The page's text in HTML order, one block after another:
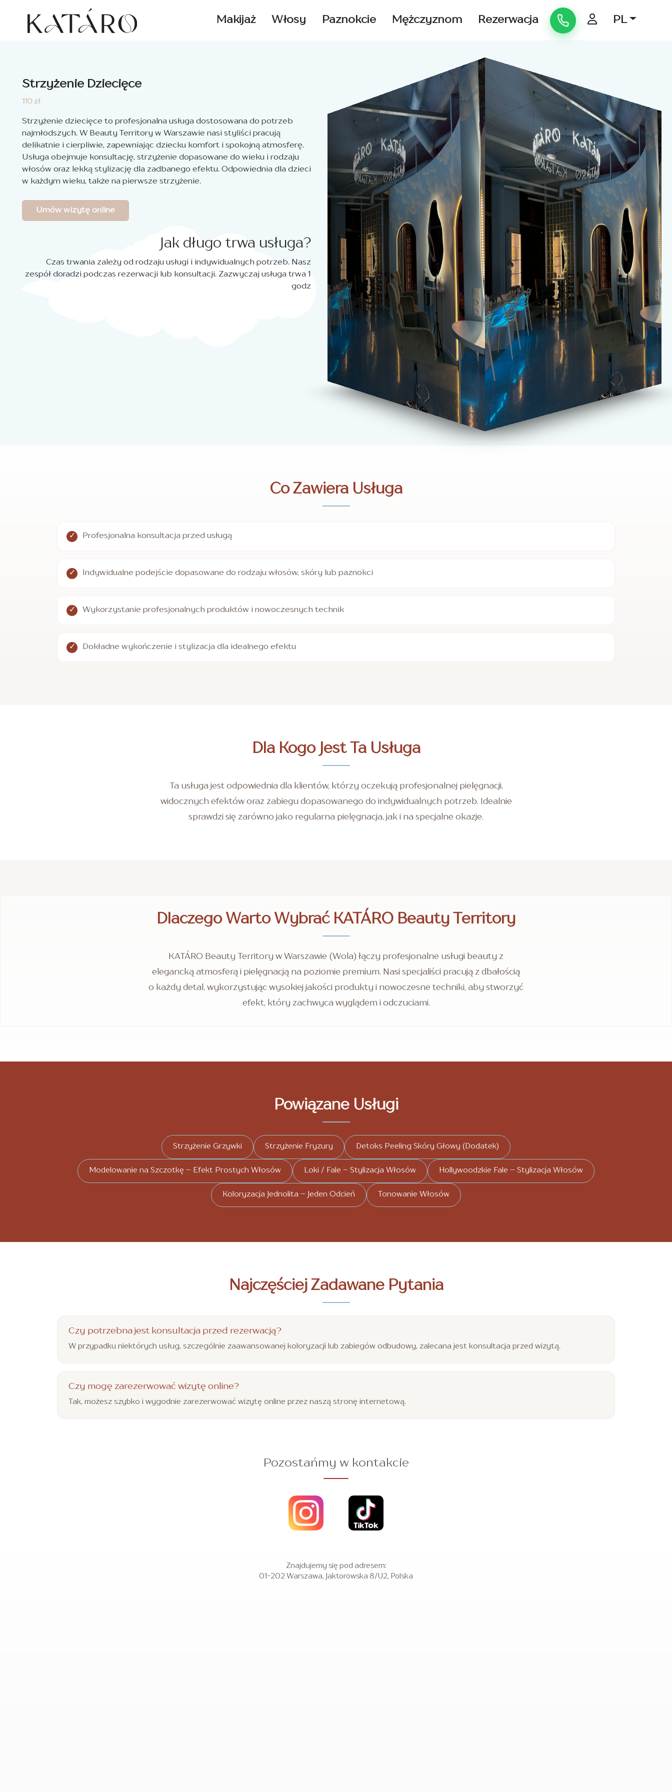
Makijaż Włosy Paznokcie Mężczyznom Rezerwacja PL
Strzyżenie Dziecięce
110 zł
Strzyżenie dziecięce to profesjonalna usługa dostosowana do potrzeb
najmłodszych. W Beauty Territory w Warszawie nasi styliści pracują
delikatnie i cierpliwie, zapewniając dziecku komfort i spokojną atmosferę.
Usługa obejmuje konsultację, strzyżenie dopasowane do wieku i rodzaju
włosów oraz lekką stylizację dla zadbanego efektu. Odpowiednia dla dzieci
w każdym wieku, także na pierwsze strzyżenie.
Umów wizytę online
Jak długo trwa usługa?
Czas trwania zależy od rodzaju usługi i indywidualnych potrzeb. Nasz
zespół doradzi podczas rezerwacji lub konsultacji. Zazwyczaj usługa trwa 1
godz
Co Zawiera Usługa
Profesjonalna konsultacja przed usługą
Indywidualne podejście dopasowane do rodzaju włosów, skóry lub paznokci
Wykorzystanie profesjonalnych produktów i nowoczesnych technik
Dokładne wykończenie i stylizacja dla idealnego efektu
Dla Kogo Jest Ta Usługa
Ta usługa jest odpowiednia dla klientów, którzy oczekują profesjonalnej pielęgnacji,
widocznych efektów oraz zabiegu dopasowanego do indywidualnych potrzeb. Idealnie
sprawdzi się zarówno jako regularna pielęgnacja, jak i na specjalne okazje.
Dlaczego Warto Wybrać KATÁRO Beauty Territory
KATÁRO Beauty Territory w Warszawie (Wola) łączy profesjonalne usługi beauty z
elegancką atmosferą i pielęgnacją na poziomie premium. Nasi specjaliści pracują z dbałością
o każdy detal, wykorzystując wysokiej jakości produkty i nowoczesne techniki, aby stworzyć
efekt, który zachwyca wyglądem i odczuciami.
Powiązane Usługi
Strzyżenie Grzywki Strzyżenie Fryzury Detoks Peeling Skóry Głowy (Dodatek)
Modelowanie na Szczotkę – Efekt Prostych Włosów Loki / Fale – Stylizacja Włosów Hollywoodzkie Fale – Stylizacja Włosów
Koloryzacja Jednolita – Jeden Odcień Tonowanie Włosów
Najczęściej Zadawane Pytania
Czy potrzebna jest konsultacja przed rezerwacją?
W przypadku niektórych usług, szczególnie zaawansowanej koloryzacji lub zabiegów odbudowy, zalecana jest konsultacja przed wizytą.
Czy mogę zarezerwować wizytę online?
Tak, możesz szybko i wygodnie zarezerwować wizytę online przez naszą stronę internetową.
Pozostańmy w kontakcie
Znajdujemy się pod adresem:
01-202 Warszawa, Jaktorowska 8/U2, Polska